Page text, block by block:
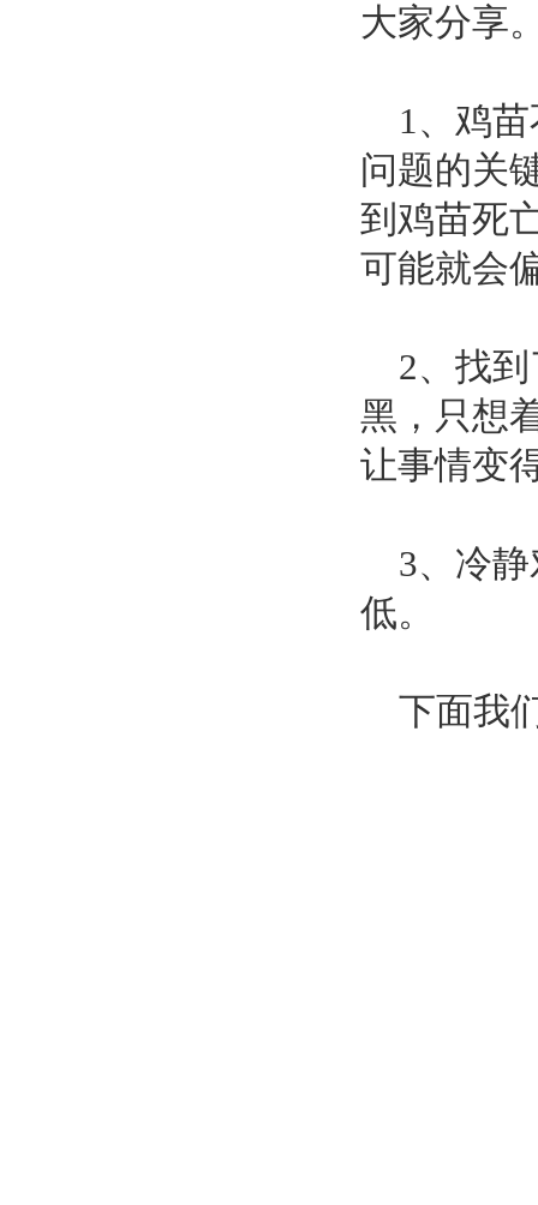
大家分享
1、鸡苗
问题的关
到鸡苗死
可能就会
2、找到
黑，只想
让事情变
3、冷静
低。
下面我